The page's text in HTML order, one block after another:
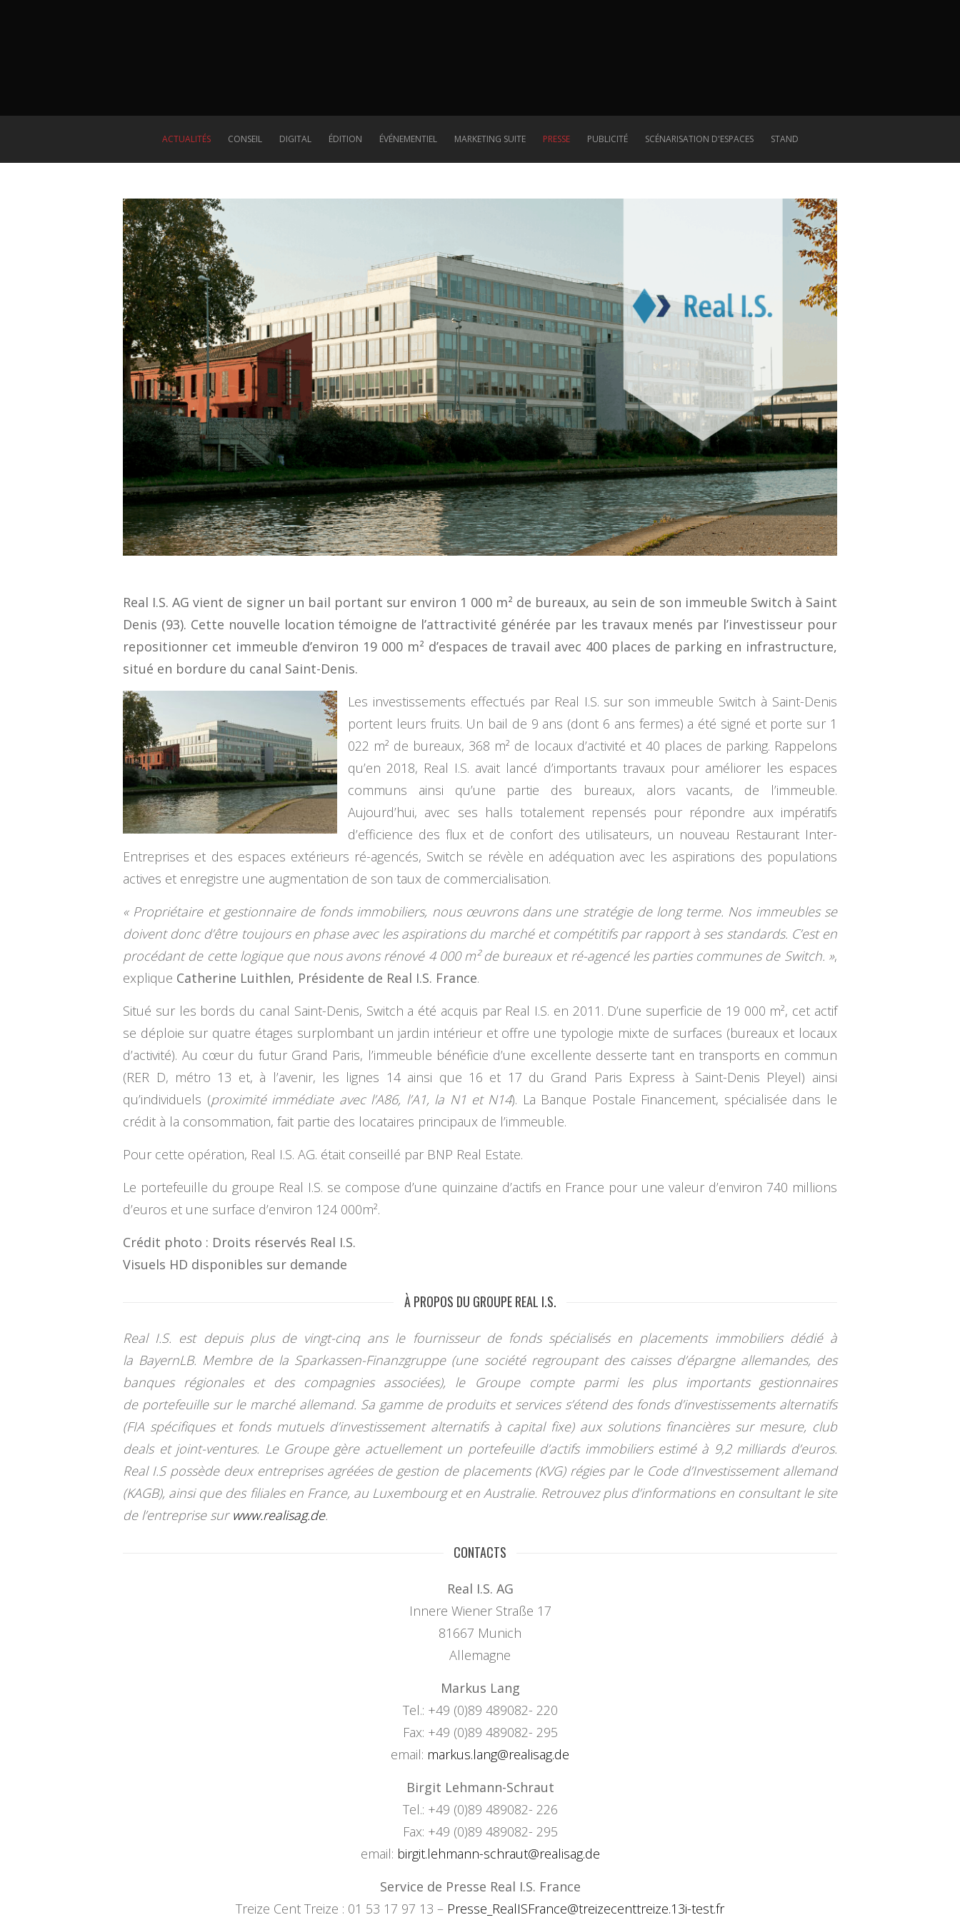
Presse
ACTUALITÉS CONSEIL DIGITAL ÉDITION ÉVÉNEMENTIEL MARKETING SUITE PRESSE PUBLICITÉ SCÉNARISATION D'ESPACES STAND
Real I.S. AG vient de signer un bail portant sur environ 1 000 m² de bureaux, au sein de son immeuble Switch à Saint
Denis (93). Cette nouvelle location témoigne de l’attractivité générée par les travaux menés par l’investisseur pour
repositionner cet immeuble d’environ 19 000 m² d’espaces de travail avec 400 places de parking en infrastructure,
situé en bordure du canal Saint-Denis.
Les investissements effectués par Real I.S. sur son immeuble Switch à Saint-Denis
portent leurs fruits. Un bail de 9 ans (dont 6 ans fermes) a été signé et porte sur 1
022 m² de bureaux, 368 m² de locaux d’activité et 40 places de parking. Rappelons
qu’en 2018, Real I.S. avait lancé d’importants travaux pour améliorer les espaces
communs ainsi qu’une partie des bureaux, alors vacants, de l’immeuble.
Aujourd’hui, avec ses halls totalement repensés pour répondre aux impératifs
d’efficience des flux et de confort des utilisateurs, un nouveau Restaurant Inter-
Entreprises et des espaces extérieurs ré-agencés, Switch se révèle en adéquation avec les aspirations des populations
actives et enregistre une augmentation de son taux de commercialisation.
« Propriétaire et gestionnaire de fonds immobiliers, nous œuvrons dans une stratégie de long terme. Nos immeubles se
doivent donc d’être toujours en phase avec les aspirations du marché et compétitifs par rapport à ses standards. C’est en
procédant de cette logique que nous avons rénové 4 000 m² de bureaux et ré-agencé les parties communes de Switch. »,
explique Catherine Luithlen, Présidente de Real I.S. France.
Situé sur les bords du canal Saint-Denis, Switch a été acquis par Real I.S. en 2011. D’une superficie de 19 000 m², cet actif
se déploie sur quatre étages surplombant un jardin intérieur et offre une typologie mixte de surfaces (bureaux et locaux
d’activité). Au cœur du futur Grand Paris, l’immeuble bénéficie d’une excellente desserte tant en transports en commun
(RER D, métro 13 et, à l’avenir, les lignes 14 ainsi que 16 et 17 du Grand Paris Express à Saint-Denis Pleyel) ainsi
qu’individuels (proximité immédiate avec l’A86, l’A1, la N1 et N14). La Banque Postale Financement, spécialisée dans le
crédit à la consommation, fait partie des locataires principaux de l’immeuble.
Pour cette opération, Real I.S. AG. était conseillé par BNP Real Estate.
Le portefeuille du groupe Real I.S. se compose d’une quinzaine d’actifs en France pour une valeur d’environ 740 millions
d’euros et une surface d’environ 124 000m².
Crédit photo : Droits réservés Real I.S.
Visuels HD disponibles sur demande
À PROPOS DU GROUPE REAL I.S.
Real I.S. est depuis plus de vingt-cinq ans le fournisseur de fonds spécialisés en placements immobiliers dédié à
la BayernLB. Membre de la Sparkassen-Finanzgruppe (une société regroupant des caisses d’épargne allemandes, des
banques régionales et des compagnies associées), le Groupe compte parmi les plus importants gestionnaires
de portefeuille sur le marché allemand. Sa gamme de produits et services s’étend des fonds d’investissements alternatifs
(FIA spécifiques et fonds mutuels d’investissement alternatifs à capital fixe) aux solutions financières sur mesure, club
deals et joint-ventures. Le Groupe gère actuellement un portefeuille d’actifs immobiliers estimé à 9,2 milliards d’euros.
Real I.S possède deux entreprises agréées de gestion de placements (KVG) régies par le Code d’Investissement allemand
(KAGB), ainsi que des filiales en France, au Luxembourg et en Australie. Retrouvez plus d’informations en consultant le site
de l’entreprise sur www.realisag.de.
CONTACTS
Real I.S. AG
Innere Wiener Straße 17
81667 Munich
Allemagne
Markus Lang
Tel.: +49 (0)89 489082- 220
Fax: +49 (0)89 489082- 295
email: markus.lang@realisag.de
Birgit Lehmann-Schraut
Tel.: +49 (0)89 489082- 226
Fax: +49 (0)89 489082- 295
email: birgit.lehmann-schraut@realisag.de
Service de Presse Real I.S. France
Treize Cent Treize : 01 53 17 97 13 – Presse_RealISFrance@treizecenttreize.13i-test.fr